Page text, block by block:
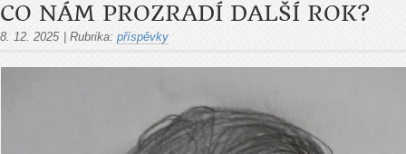
CO NÁM PROZRADÍ DALŠÍ ROK?
8. 12. 2025 Rubrika: příspěvky